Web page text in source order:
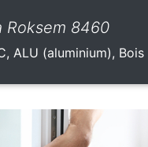
Roksem 8460
ALU (aluminium), Bois